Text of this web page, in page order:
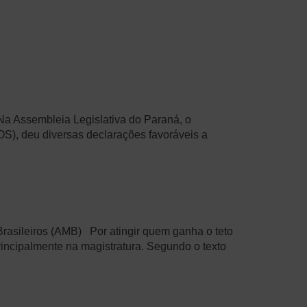
Assembleia Legislativa do Paraná, o
deu diversas declarações favoráveis a
(AMB) Por atingir quem ganha o teto
na magistratura. Segundo o texto